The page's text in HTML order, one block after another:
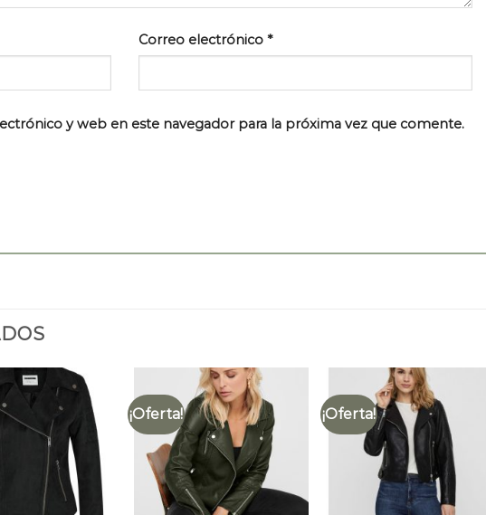
Correo electrónico *
y web en este navegador para la próxima vez que comente.
¡Oferta! ¡Oferta!